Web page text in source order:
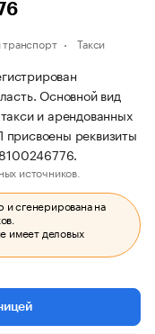
Такси
Основной вид
и арендованных
присвоены реквизиты
источников.
сгенерирована на
имеет деловых